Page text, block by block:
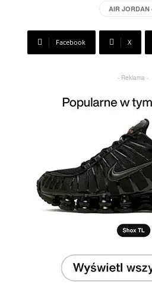
AIR JORDAN
Facebook X
- Reklama -